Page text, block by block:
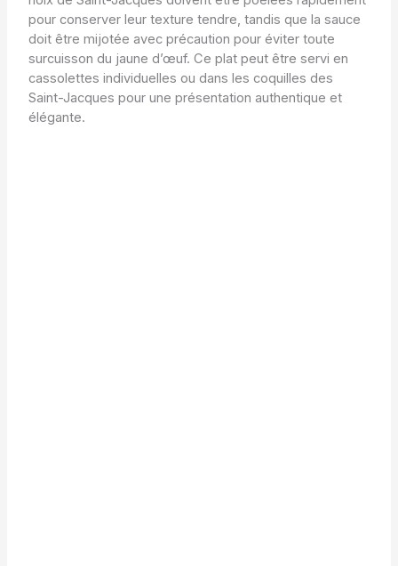
pour conserver leur texture tendre, tandis que la sauce
doit être mijotée avec précaution pour éviter toute
surcuisson du jaune d’œuf. Ce plat peut être servi en
cassolettes individuelles ou dans les coquilles des
Saint-Jacques pour une présentation authentique et
élégante.